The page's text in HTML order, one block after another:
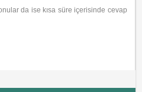
da ise kısa süre içerisinde cevap